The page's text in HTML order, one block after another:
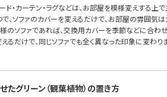
ド・カーテン・ラグなどは、お部屋を模様変えする上
、ソファのカバーを変えるだけで、お部屋の雰囲気は
のソファであれば、交換用カバーを季節などに合わせ
るだけで、同じソファでも全く異なった印象に変わり
たグリーン（観葉植物）の置き方